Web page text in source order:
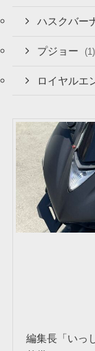
ハスクバー
プジョー (1)
ロイヤルエ
編集長「いっ